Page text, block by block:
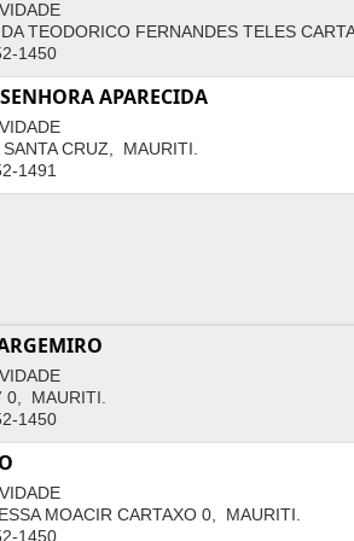
TEODORICO FERNANDES TELES
1450
APARECIDA
CRUZ, MAURITI.
1491
0, MAURITI.
1450
MOACIR CARTAXO 0, MAURITI.
1450